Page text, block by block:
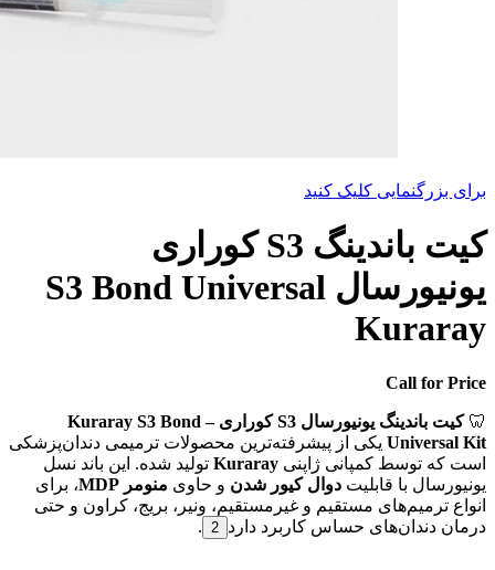
برای بزرگنمایی کلیک کنید
کیت باندینگ S3 کوراری
یونیورسال S3 Bond Universal
Kuraray
Call for Price
🦷
کیت باندینگ یونیورسال S3 کوراری – Kuraray S3 Bond
Universal Kit یکی از پیشرفته‌ترین محصولات ترمیمی دندان‌پزشکی
است که توسط کمپانی ژاپنی Kuraray تولید شده. این باند نسل
یونیورسال با قابلیت دوال کیور شدن و حاوی منومر MDP
، برای
انواع ترمیم‌های مستقیم و غیرمستقیم، ونیر، بریج، کراون و حتی
درمان دندان‌های حساس کاربرد دارد 2
.